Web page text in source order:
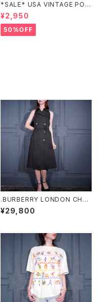
*SALE* USA VINTAGE POC
KET DESIGN SHIRT/アメリカ
古着ポケットデザインシャツ
¥2,950
50%OFF
.BURBERRY LONDON CHEC
K PATTERNED TRENCH CO
AT LIKE DESIGN BELTED N
チコート風ベルテッドデザインノ
ースリーブワンピース 200000
0076553
¥29,800